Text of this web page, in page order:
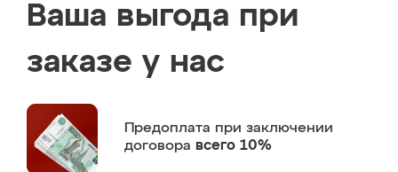
Ваша выгода при
заказе у нас
Предоплата при заключении
договора всего 10%